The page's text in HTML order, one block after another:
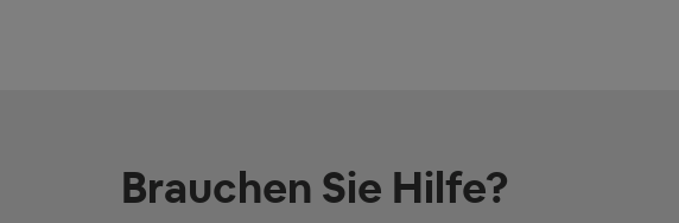
Brauchen Sie Hilfe?